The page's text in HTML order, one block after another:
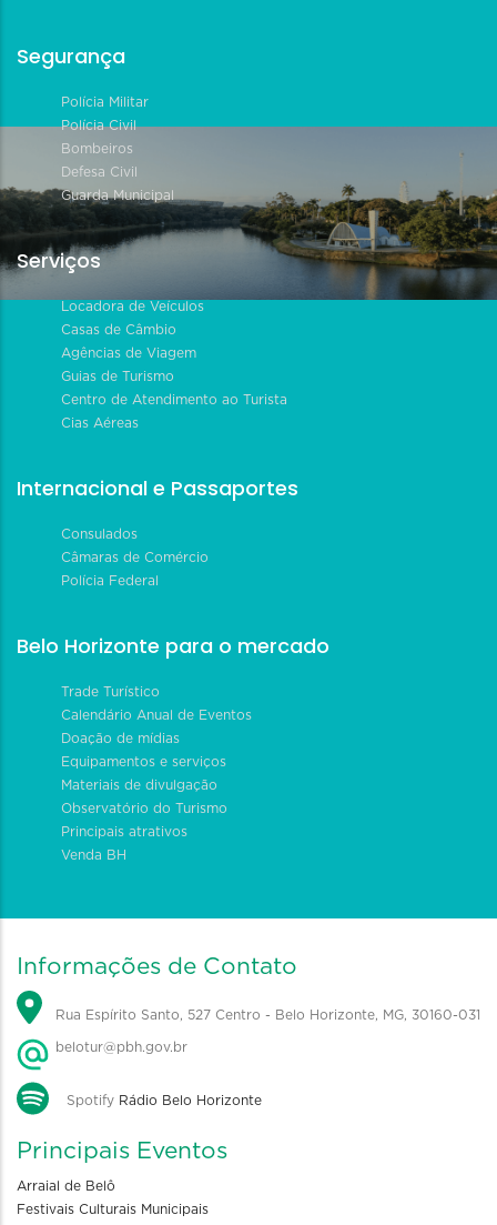
Segurança
Polícia Militar
Polícia Civil
Bombeiros
Defesa Civil
Guarda Municipal
Serviços
Locadora de Veículos
Casas de Câmbio
Agências de Viagem
Guias de Turismo
Centro de Atendimento ao Turista
Cias Aéreas
Internacional e Passaportes
Consulados
Câmaras de Comércio
Polícia Federal
Belo Horizonte para o mercado
Trade Turístico
Calendário Anual de Eventos
Doação de mídias
Equipamentos e serviços
Materiais de divulgação
Observatório do Turismo
Principais atrativos
Venda BH
Informações de Contato
Rua Espírito Santo, 527 Centro - Belo Horizonte, MG, 30160-031
belotur@pbh.gov.br
Spotify Rádio Belo Horizonte
Principais Eventos
Arraial de Belô
Festivais Culturais Municipais